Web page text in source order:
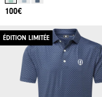
100€
ÉDITION LIMITÉE